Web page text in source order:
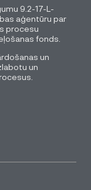
9.2-17-L-
aģentūru par
procesu
fonds.
un
un